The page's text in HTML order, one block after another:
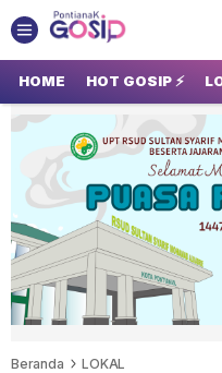
GOSIP PONTIANAK
Tempatnya Gosip
HOME HOT GOSIP ⚡
Beranda LOKAL